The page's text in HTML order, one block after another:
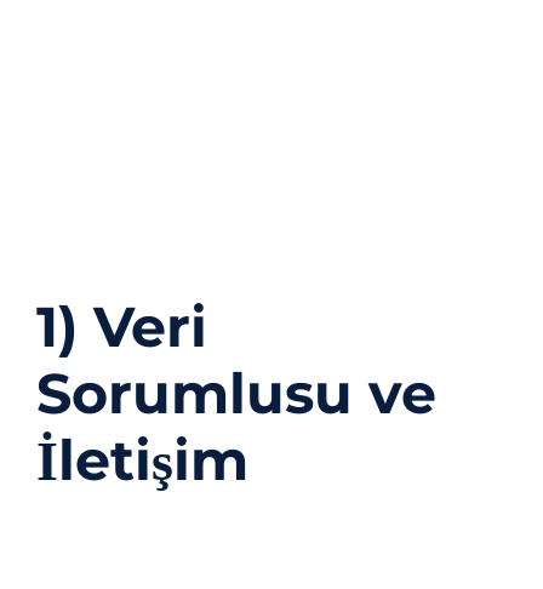
1) Veri
Sorumlusu ve
İletişim